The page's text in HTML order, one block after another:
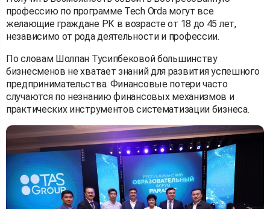
профессию по программе Tech Orda могут все
желающие граждане РК в возрасте от 18 до 45 лет,
независимо от рода деятельности и профессии.
По словам Шолпан Тусипбековой большинству
бизнесменов не хватает знаний для развития успешного
предпринимательства. Финансовые потери часто
случаются по незнанию финансовых механизмов и
практических инструментов систематизации бизнеса.